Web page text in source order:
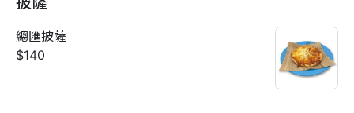
總匯披薩
$140